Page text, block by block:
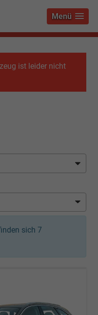
Menü
ist leider nicht
sich 7